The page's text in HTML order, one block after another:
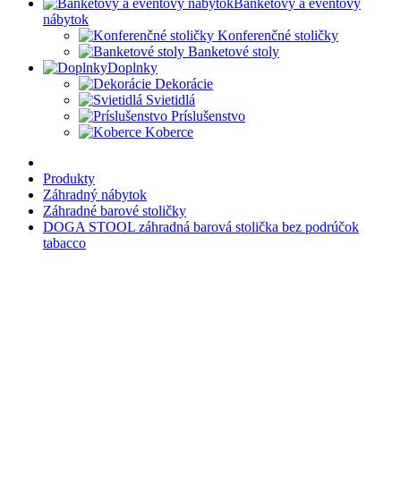
Banketový a eventový
nábytok
Konferenčné stoličky
Banketové stoly
Doplnky
Dekorácie
Svietidlá
Príslušenstvo
Koberce
Produkty
Záhradný nábytok
Záhradné barové stoličky
DOGA STOOL záhradná barová stolička bez podrúčok
tabacco